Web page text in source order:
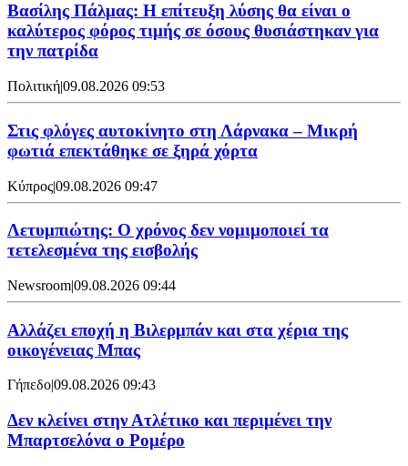
Βασίλης Πάλμας: Η επίτευξη λύσης θα είναι ο
καλύτερος φόρος τιμής σε όσους θυσιάστηκαν για
την πατρίδα
Πολιτική|09.08.2026 09:53
Στις φλόγες αυτοκίνητο στη Λάρνακα – Μικρή
φωτιά επεκτάθηκε σε ξηρά χόρτα
Κύπρος|09.08.2026 09:47
Λετυμπιώτης: Ο χρόνος δεν νομιμοποιεί τα
τετελεσμένα της εισβολής
Newsroom|09.08.2026 09:44
Aλλάζει εποχή η Βιλερμπάν και στα χέρια της
οικογένειας Μπας
Γήπεδο|09.08.2026 09:43
Δεν κλείνει στην Ατλέτικο και περιμένει την
Μπαρτσελόνα ο Ρομέρο